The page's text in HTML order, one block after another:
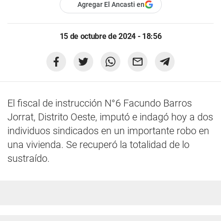
Agregar El Ancasti en
15 de octubre de 2024 - 18:56
El fiscal de instrucción N°6 Facundo Barros
Jorrat, Distrito Oeste, imputó e indagó hoy a dos
individuos sindicados en un importante robo en
una vivienda. Se recuperó la totalidad de lo
sustraído.